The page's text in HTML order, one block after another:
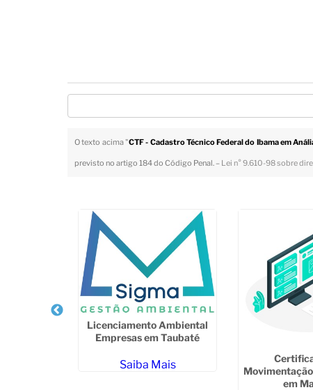
O texto acima "CTF - Cadastro Técnico Federal do Ibama em
previsto no artigo 184 do Código Penal. – Lei n° 9.610-98 sobre
Licenciamento Ambiental
Empresas em Taubaté
Saiba Mais
em